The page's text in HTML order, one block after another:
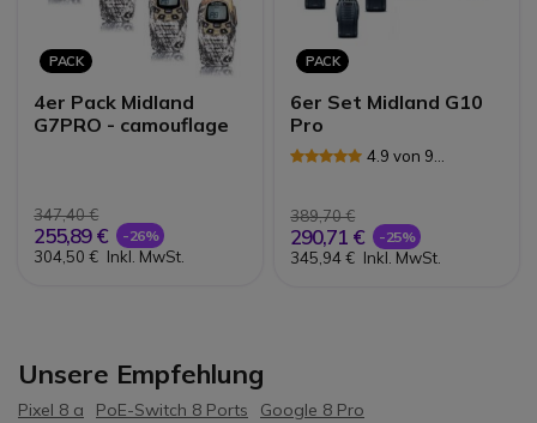
PACK
4er Pack Midland
G7PRO - camouflage
347,40 €
255,89 € -26%
304,50 € Inkl. MwSt.
PACK
6er Set Midland G10
Pro
4.9 von 9
389,70 €
290,71 € -25%
345,94 € Inkl. MwSt.
Unsere Empfehlung
Pixel 8 a PoE-Switch 8 Ports
Google 8 Pro